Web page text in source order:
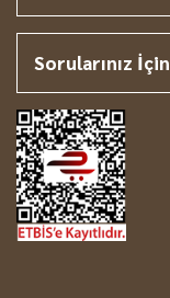
Sorularınız İçin